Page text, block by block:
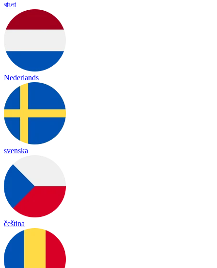
বাংলা
Nederlands
svenska
čeština